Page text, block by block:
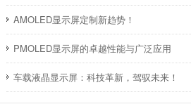
AMOLED显示屏定制新趋势！
PMOLED显示屏的卓越性能与广泛应用
车载液晶显示屏：科技革新，驾驭未来！